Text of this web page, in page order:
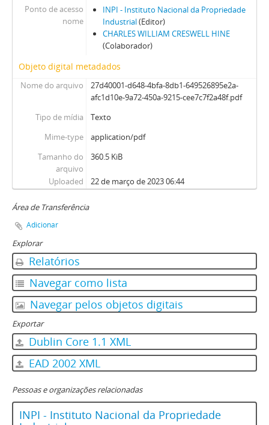
Ponto de acesso
nome
INPI - Instituto Nacional da Propriedade
Industrial(Editor)
CHARLES WILLIAM CRESWELL HINE
(Colaborador)
Objeto digital metadados
Nome do arquivo
27d40001-d648-4bfa-8db1-649526895e2a-
afc1d10e-9a72-450a-9215-cee7c7f2a48f.pdf
Tipo de mídia
Texto
Mime-type
application/pdf
Tamanho do
arquivo
360.5 KiB
Uploaded 22 de março de 2023 06:44
Área de Transferência
Adicionar
Explorar
Relatórios
Navegar como lista
Navegar pelos objetos digitais
Exportar
Dublin Core 1.1 XML
EAD 2002 XML
Pessoas e organizações relacionadas
INPI - Instituto Nacional da Propriedade